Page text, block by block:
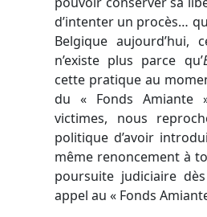
d’intenter un procès…
Belgique aujourd’hui,
n’existe plus parce qu’
cette pratique au
du « Fonds Amiante
victimes, nous
politique d’avoir
même renoncement à
poursuite judiciaire
appel au « Fonds